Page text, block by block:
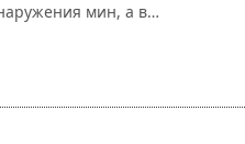
мин, а в…